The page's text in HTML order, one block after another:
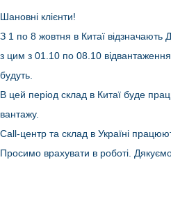
Шановні клієнти!
З 1 по 8 жовтня в Китаї відзначають
з цим з 01.10 по 08.10
будуть.
В цей період склад в Китаї буде
вантажу.
Сall-центр та склад в Україні
Просимо врахувати в роботі.